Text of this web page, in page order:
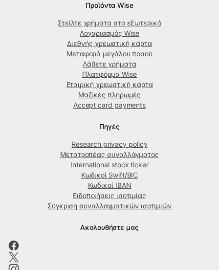
Προϊόντα Wise
Στείλτε χρήματα στο εξωτερικό
Λογαριασμός Wise
Διεθνής χρεωστική κάρτα
Μεταφορά μεγάλου ποσού
Λάβετε χρήματα
Πλατφόρμα Wise
Εταιρική χρεωστική κάρτα
Μαζικές πληρωμές
Accept card payments
Πηγές
Research privacy policy
Μετατροπέας συναλλάγματος
International stock ticker
Κωδικοί Swift/BIC
Κωδικοί IBAN
Ειδοποιήσεις ισοτιμίας
Σύγκριση συναλλαγματικών ισοτιμιών
Ακολουθήστε μας